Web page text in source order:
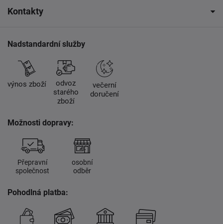
Kontakty
Nadstandardní služby
výnos zboží
odvoz
starého
zboží
večerní
doručení
Možnosti dopravy:
Přepravní
společnost
osobní
odběr
Pohodlná platba: